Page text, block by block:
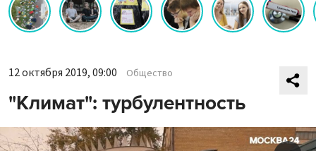
12 октября 2019, 09:00 Общество
"Климат": турбулентность